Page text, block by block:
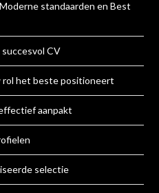
standaarden en Best
CV
het beste positioneert
aanpakt
selectie